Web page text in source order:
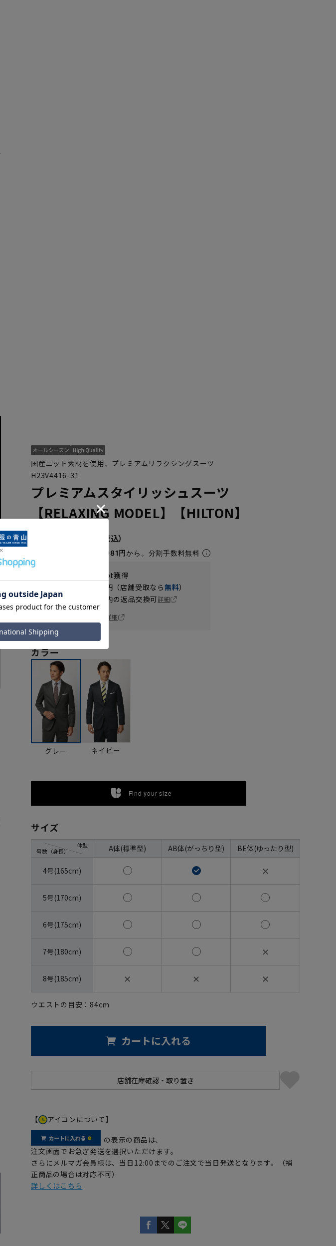
国産ニット素材を使用、プレミアムリラクシングスーツ
H23V4416-31
プレミアムスタイリッシュスーツ
【RELAXING MODEL】【HILTON】
月々10,981円から。分割手数料無料
pt獲得
円（店舗受取なら無料）
お届けから
日以内の返品交換可詳細
一部対象外商品あり
詳細
カラー
グレー ネイビー
Find your size
サイズ
号数（身長）
体型 A体(標準型) AB体(がっちり型) BE体(ゆったり型)
4号(165cm) ✕
5号(170cm)
6号(175cm)
7号(180cm) ✕
8号(185cm) ✕ ✕ ✕
ウエストの目安： 84cm
カートに入れる
【 アイコンについて】
の表示の商品は、
注文画面でお急ぎ発送を選択いただけます。
さらにメルマガ会員様は、当日12:00までのご注文で当日発送となります。（補
正商品の場合は対応不可）
詳しくはこちら